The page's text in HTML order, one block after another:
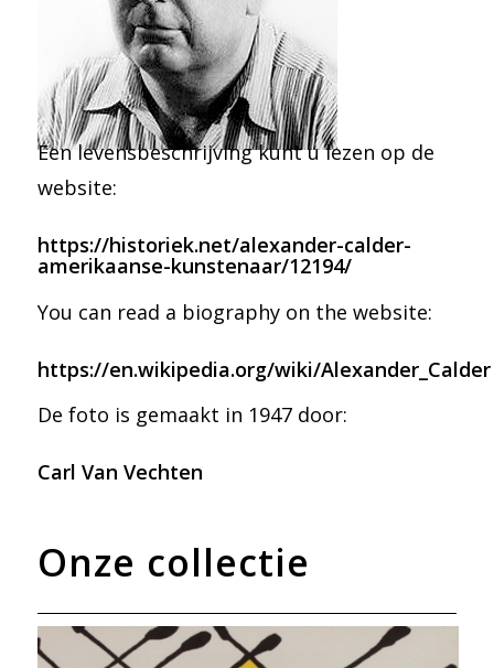
Een levensbeschrijving kunt u lezen op de
website:
https://historiek.net/alexander-calder-
amerikaanse-kunstenaar/12194/
You can read a biography on the website:
https://en.wikipedia.org/wiki/Alexander_Calder
De foto is gemaakt in 1947 door:
Carl Van Vechten
Onze collectie